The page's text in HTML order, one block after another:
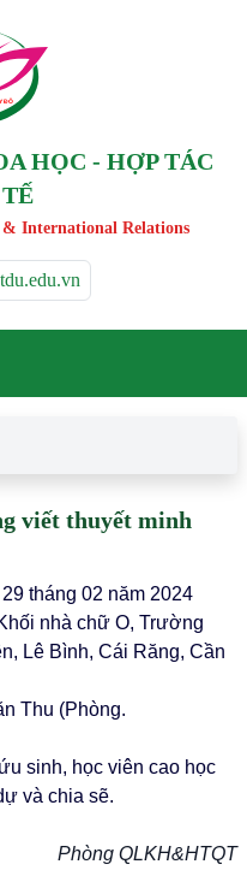
ĐÔ
HỌC - HỢP TÁC
International Relations
viết thuyết minh
tháng 02 năm 2024
nhà chữ O, Trường
Lê Bình, Cái Răng, Cần
Thu (Phòng.
sinh, học viên cao học
và chia sẽ.
Phòng QLKH&HTQT